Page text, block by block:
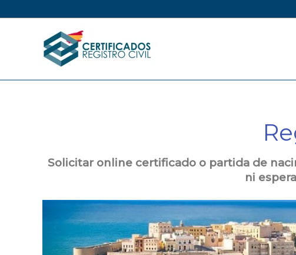
al
Solicitar online certificado o partida de
ni